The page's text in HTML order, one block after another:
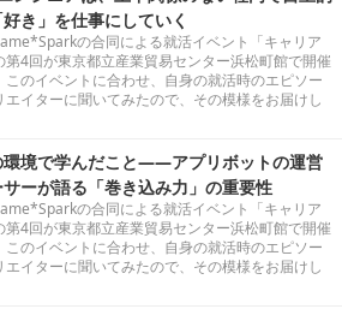
き」を仕事にしていく
の合同による就活イベント「キャリア
第4回が東京都立産業貿易センター浜松町館で開催
このイベントに合わせ、自身の就活時のエピソー
エイターに聞いてみたので、その模様をお届けし
環境で学んだこと――アプリボットの運営
ーが語る「巻き込み力」の重要性
の合同による就活イベント「キャリア
第4回が東京都立産業貿易センター浜松町館で開催
このイベントに合わせ、自身の就活時のエピソー
エイターに聞いてみたので、その模様をお届けし